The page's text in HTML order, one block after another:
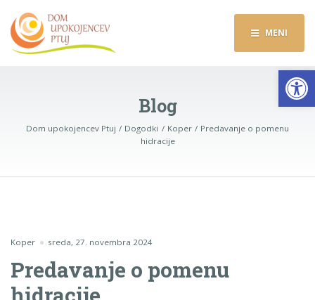
MENI
Blog
Dom upokojencev Ptuj Dogodki Koper
Predavanje o pomenu
hidracije
Koper sreda, 27. novembra 2024
Predavanje o pomenu